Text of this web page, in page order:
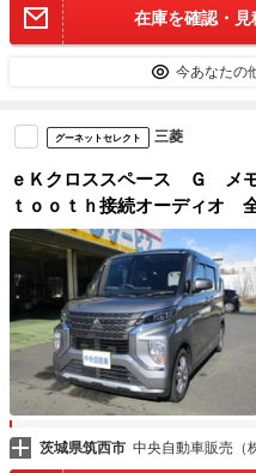
在庫を確認・見
今あなたの
グーネットセレクト 三菱
ｅＫクロススペース Ｇ メ
ｔｏｏｔｈ接続オーディオ
ドドア 前席シートヒーター
ィブＬＥＤヘッドライト フ
茨城県筑西市 中央自動車販売（